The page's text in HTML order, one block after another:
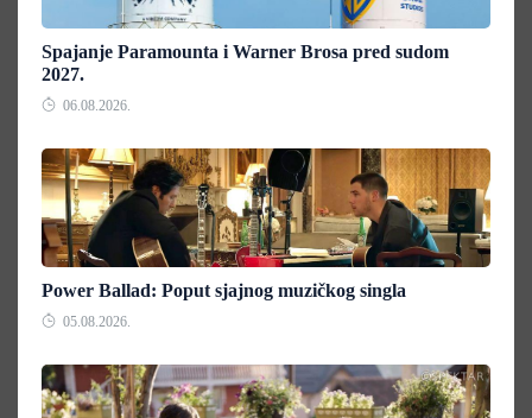
Spajanje Paramounta i Warner Brosa pred sudom
2027.
06.08.2026.
Power Ballad: Poput sjajnog muzičkog singla
05.08.2026.